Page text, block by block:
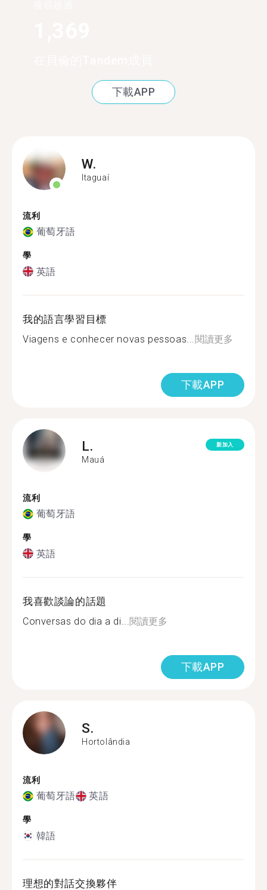
下載APP
W.
Itaguaí
流利
葡萄牙語
學
英語
我的語言學習目標
Viagens e conhecer novas pessoas... 閱讀更多
下載APP
L.
Mauá
新加入
流利
葡萄牙語
學
英語
我喜歡談論的話題
Conversas do dia a di... 閱讀更多
下載APP
S.
Hortolândia
流利
葡萄牙語 英語
學
韓語
理想的對話交換夥伴